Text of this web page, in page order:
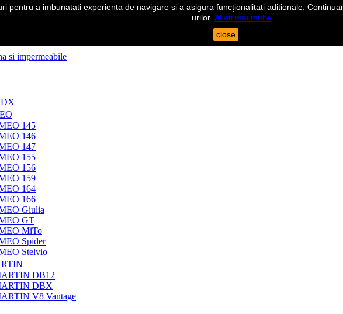
145
146
147
155
156
159
164
166
Giulia
GT
MiTo
Spider
Stelvio
DB12
DBX
V8 Vantage
pentru a imbunatati experienta de navigare si a asigura funcționalitati aditionale.
urilor. Aflati mai multe
close